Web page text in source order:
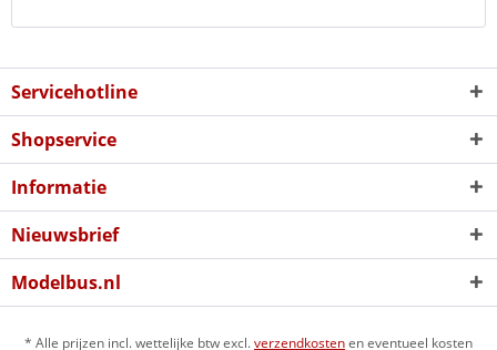
Servicehotline
Shopservice
Informatie
Nieuwsbrief
Modelbus.nl
* Alle prijzen incl. wettelijke btw excl.verzendkostenen eventueel kosten